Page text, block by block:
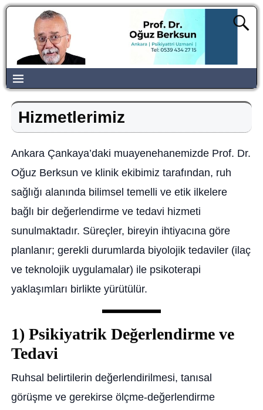
Hizmetlerimiz
Ankara Çankaya’daki muayenehanemizde Prof. Dr.
Oğuz Berksun ve klinik ekibimiz tarafından, ruh
sağlığı alanında bilimsel temelli ve etik ilkelere
bağlı bir değerlendirme ve tedavi hizmeti
sunulmaktadır. Süreçler, bireyin ihtiyacına göre
planlanır; gerekli durumlarda biyolojik tedaviler (ilaç
ve teknolojik uygulamalar) ile psikoterapi
yaklaşımları birlikte yürütülür.
1) Psikiyatrik Değerlendirme ve
Tedavi
Ruhsal belirtilerin değerlendirilmesi, tanısal
görüşme ve gerekirse ölçme-değerlendirme